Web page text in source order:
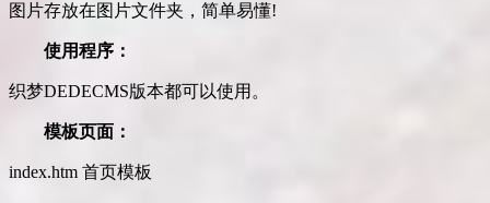
图片存放在图片文件夹，简单易懂!
使用程序：
织梦DEDECMS版本都可以使用。
模板页面：
index.htm 首页模板